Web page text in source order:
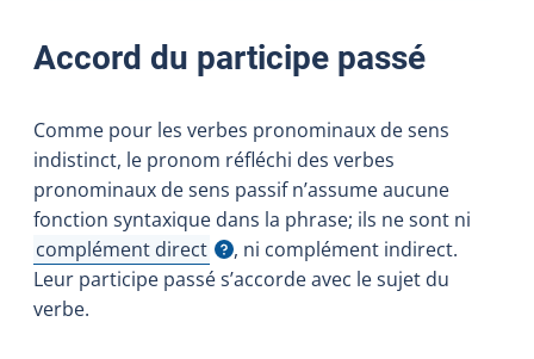
Accord du participe passé
Comme pour les verbes pronominaux de sens
indistinct, le pronom réfléchi des verbes
pronominaux de sens passif n’assume aucune
fonction syntaxique dans la phrase; ils ne sont ni
complément direct
Afficher l'infobulle
, ni complément indirect.
Leur participe passé s’accorde avec le sujet du
verbe.